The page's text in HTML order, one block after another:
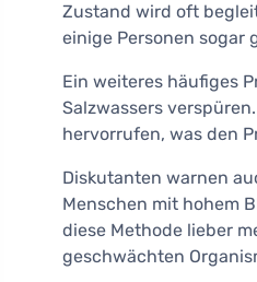
Zustand wird oft
einige Personen sogar
Ein weiteres häufiges
Salzwassers
hervorrufen, was den
Diskutanten warnen
Menschen mit hohem
diese Methode lieber
geschwächten